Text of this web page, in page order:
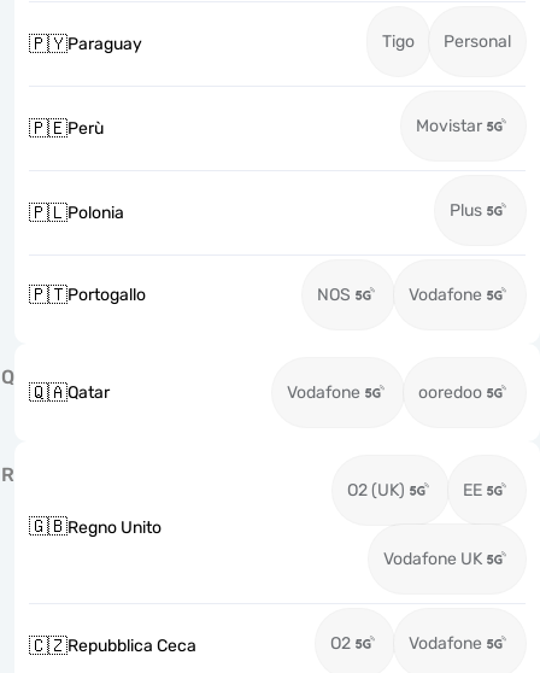
🇵🇾Paraguay Tigo Personal
🇵🇪Perù Movistar
🇵🇱Polonia Plus
🇵🇹Portogallo NOS Vodafone
Q
🇶🇦Qatar Vodafone ooredoo
R
🇬🇧Regno Unito
O2 (UK) EE
Vodafone UK
🇨🇿Repubblica Ceca O2 Vodafone